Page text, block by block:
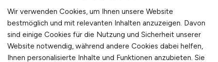
Wir verwenden Cookies, um Ihnen unsere Website
bestmöglich und mit relevanten Inhalten anzuzeigen. Davon
sind einige Cookies für die Nutzung und Sicherheit unserer
Website notwendig, während andere Cookies dabei helfen,
Ihnen personalisierte Inhalte und Funktionen anzubieten. Sie